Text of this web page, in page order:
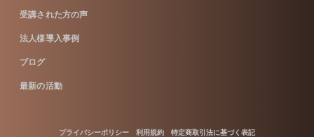
受講された方の声
法人様導入事例
ブログ
最新の活動
プライバシーポリシー 利用規約 特定商取引法に基づく表記